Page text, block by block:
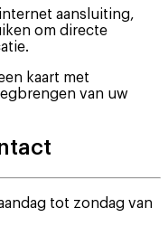
aansluiting,
om directe
kaart met
van uw
tot zondag van